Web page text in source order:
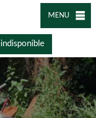
MENU
indisponible